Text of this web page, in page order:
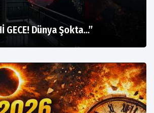
GECE! Dünya Şokta…”